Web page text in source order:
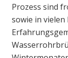
Prozess sind
sowie in